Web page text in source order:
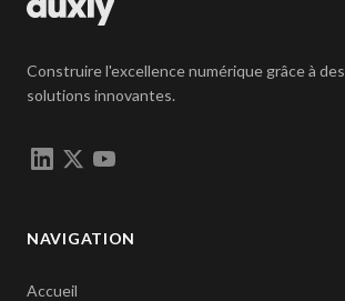
Construire l'excellence numérique grâce à des
solutions innovantes.
NAVIGATION
Accueil